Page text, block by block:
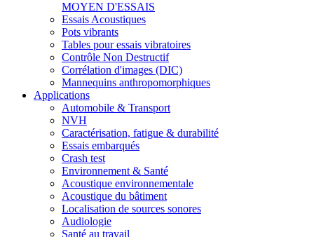
MOYEN D'ESSAIS
Essais Acoustiques
Pots vibrants
Tables pour essais vibratoires
Contrôle Non Destructif
Corrélation d'images (DIC)
Mannequins anthropomorphiques
Applications
Automobile & Transport
NVH
Caractérisation, fatigue & durabilité
Essais embarqués
Crash test
Environnement & Santé
Acoustique environnementale
Acoustique du bâtiment
Localisation de sources sonores
Audiologie
Santé au travail